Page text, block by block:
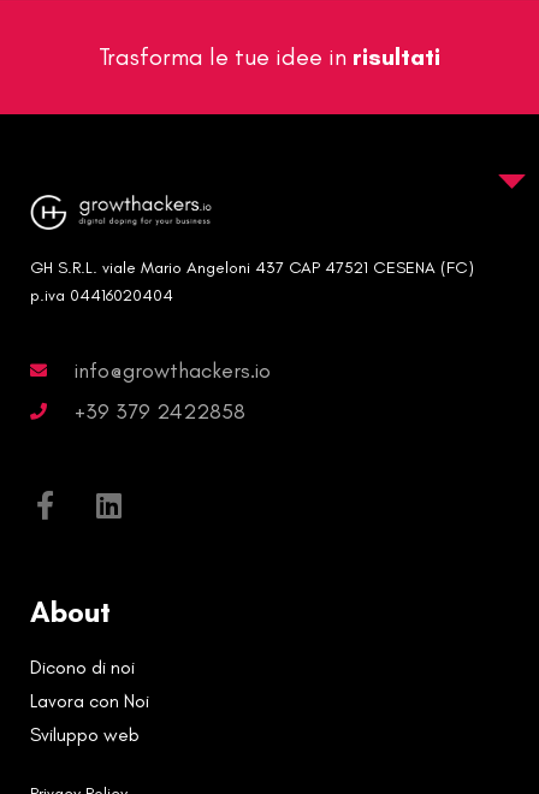
Trasforma le tue idee in risultati
GH S.R.L. viale Mario Angeloni 437 CAP 47521 CESENA (FC)
p.iva 04416020404
info@growthackers.io
+39 379 2422858
About
Dicono di noi
Lavora con Noi
Sviluppo web